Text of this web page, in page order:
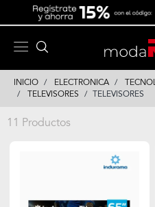
INICIO ELECTRONICA
TELEVISORES
TELEVISORES
11 Productos